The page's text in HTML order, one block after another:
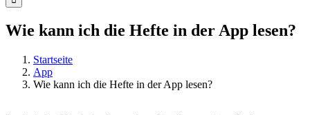
Wie kann ich die Hefte in der App lesen?
Startseite
App
Wie kann ich die Hefte in der App lesen?